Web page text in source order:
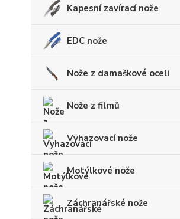
Kapesní zavírací nože
EDC nože
Nože z damaškové oceli
Nože z filmů
Vyhazovací nože
Motýlkové nože
Záchranářské nože